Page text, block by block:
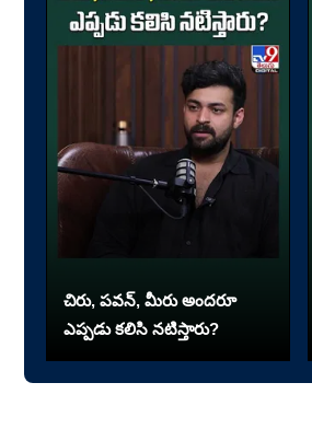
చిరు, పవన్, మీరు అందరూ
ఎప్పడు కలిసి నటిస్తారు?